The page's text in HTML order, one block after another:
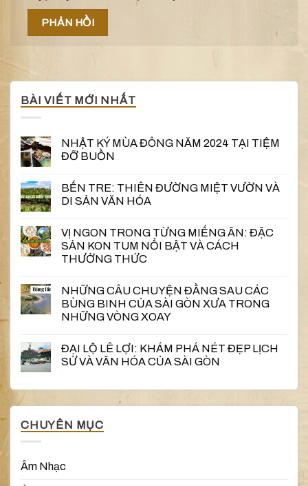
BÀI VIẾT MỚI NHẤT
NHẬT KÝ MÙA ĐÔNG NĂM 2024 TẠI TIỆM
ĐỠ BUỒN
BẾN TRE: THIÊN ĐƯỜNG MIỆT VƯỜN VÀ
DI SẢN VĂN HÓA
VỊ NGON TRONG TỪNG MIẾNG ĂN: ĐẶC
SẢN KON TUM NỔI BẬT VÀ CÁCH
THƯỞNG THỨC
NHỮNG CÂU CHUYỆN ĐẰNG SAU CÁC
BÙNG BINH CỦA SÀI GÒN XƯA TRONG
NHỮNG VÒNG XOAY
ĐẠI LỘ LÊ LỢI: KHÁM PHÁ NÉT ĐẸP LỊCH
SỬ VÀ VĂN HÓA CỦA SÀI GÒN
CHUYÊN MỤC
Âm Nhạc